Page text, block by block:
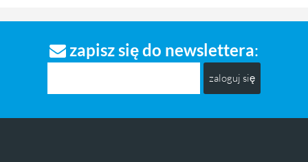
zapisz się do newslettera
zaloguj się